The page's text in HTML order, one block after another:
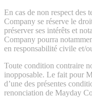
En cas de non respect des
Company se réserve le
préserver ses intérêts et
Company pourra
en responsabilité civile et/
Toute condition contraire
inopposable. Le fait pour
d’une des présentes
renonciation de Mayday